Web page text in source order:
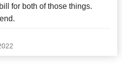
for both of those things.